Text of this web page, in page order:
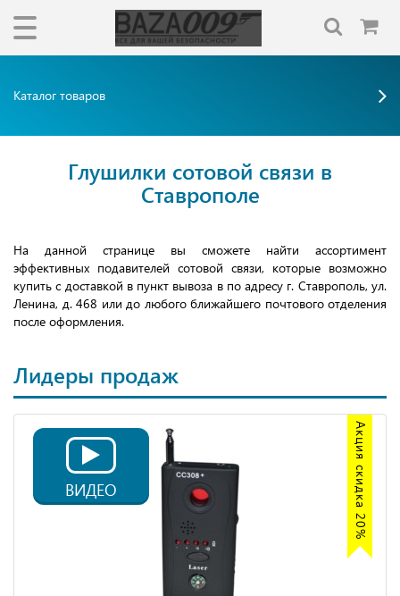
Каталог товаров
Глушилки сотовой связи в
Ставрополе
На данной странице вы сможете найти ассортимент
эффективных подавителей сотовой связи, которые возможно
купить с доставкой в пункт вывоза в по адресу г. Ставрополь, ул.
Ленина, д. 468 или до любого ближайшего почтового отделения
после оформления.
Лидеры продаж
Акция скидка 20%
ВИДЕО